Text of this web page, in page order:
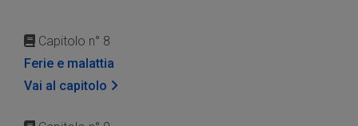
Capitolo n° 8
Ferie e malattia
Vai al capitolo